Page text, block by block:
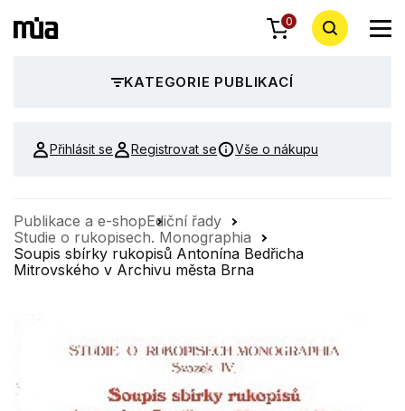
0
KATEGORIE PUBLIKACÍ
Přihlásit se Registrovat se Vše o nákupu
Publikace a e-shopEdiční řady
Studie o rukopisech. Monographia
Soupis sbírky rukopisů Antonína Bedřicha
Mitrovského v Archivu města Brna